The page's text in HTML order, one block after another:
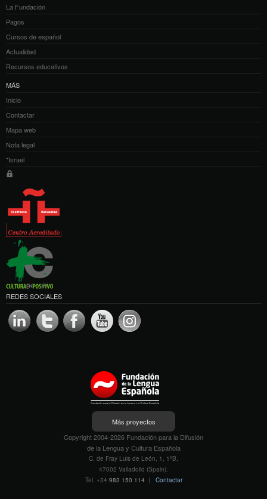
La Fundación
Pagos
Cursos de español
Actualidad
Recursos educativos
MÁS
Inicio
Contactar
Mapa web
Nota legal
*Israel
REDES SOCIALES
Más proyectos
Copyright 2004-2026 Fundación para la Difusión
de la Lengua y Cultura Española
C. de Fray Luis de León, 1, 1ºB,
47002 Valladolid (Spain).
Tel. +34 983 150 114 | Contactar